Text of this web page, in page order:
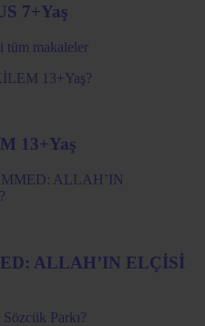
7+Yaş
tüm makaleler
13+Yaş
ALLAH’IN ELÇİSİ